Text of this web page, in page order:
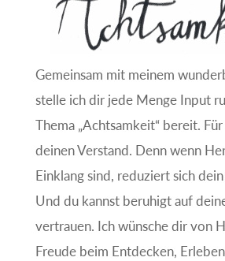
Gemeinsam mit meinem
stelle ich dir jede Menge Input
Thema „Achtsamkeit“ bereit.
deinen Verstand. Denn wenn
Einklang sind, reduziert sich
Und du kannst beruhigt auf
vertrauen. Ich wünsche dir von
Freude beim Entdecken,